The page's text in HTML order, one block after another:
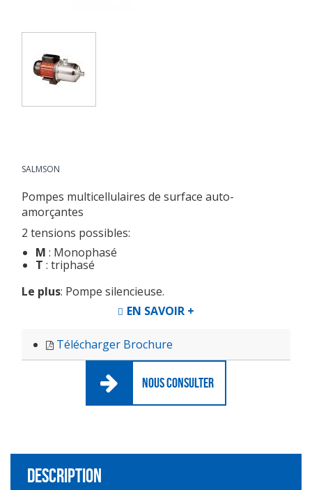
SALMSON
Pompes multicellulaires de surface auto-
amorçantes
2 tensions possibles:
M : Monophasé
T : triphasé
Le plus: Pompe silencieuse.
EN SAVOIR +
Télécharger Brochure
NOUS CONSULTER
Description